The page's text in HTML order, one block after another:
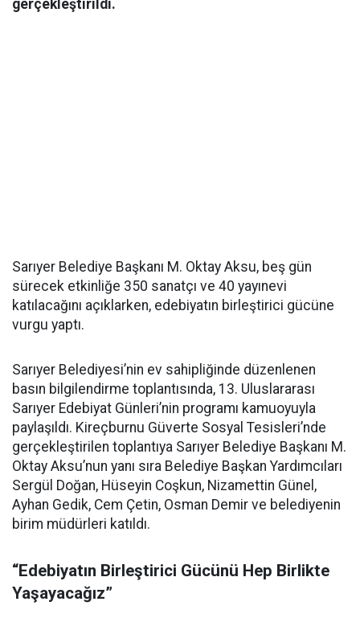
gerçekleştirildi.
Sarıyer Belediye Başkanı M. Oktay Aksu, beş gün
sürecek etkinliğe 350 sanatçı ve 40 yayınevi
katılacağını açıklarken, edebiyatın birleştirici gücüne
vurgu yaptı.
Sarıyer Belediyesi’nin ev sahipliğinde düzenlenen
basın bilgilendirme toplantısında, 13. Uluslararası
Sarıyer Edebiyat Günleri’nin programı kamuoyuyla
paylaşıldı. Kireçburnu Güverte Sosyal Tesisleri’nde
gerçekleştirilen toplantıya Sarıyer Belediye Başkanı M.
Oktay Aksu’nun yanı sıra Belediye Başkan Yardımcıları
Sergül Doğan, Hüseyin Coşkun, Nizamettin Günel,
Ayhan Gedik, Cem Çetin, Osman Demir ve belediyenin
birim müdürleri katıldı.
“Edebiyatın Birleştirici Gücünü Hep Birlikte
Yaşayacağız”